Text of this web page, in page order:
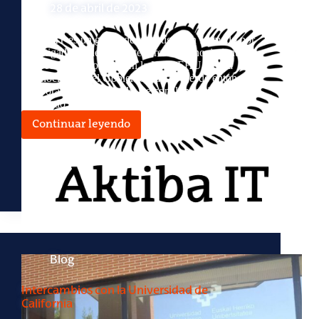
Aktiba IT es un grupo de investigación formado por
investigadorxs de diferentes áres de conocimiento.
Se creó en el año 2017 en la UPV/EHU, y está
reconocido por el Gobierno Vasco. Desde entonces,
colaboramos profesorado, personal investigador y
alumnado. La…
Continuar leyendo
«Gure
kabia»
(nuestro
nido)
Blog
Intercambios con la Universidad de
California